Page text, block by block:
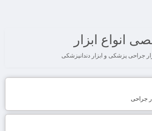
انواع ابزار
جراحی پزشکی و ابزار دندانپزشکی
جراحی